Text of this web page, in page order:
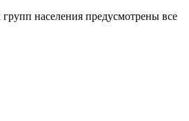
населения предусмотрены все